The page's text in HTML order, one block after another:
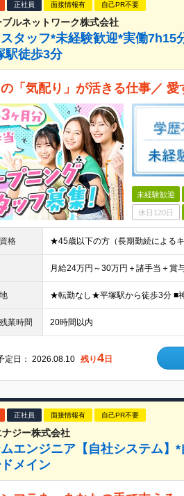
正社員 面接情報有 自己PR不要
ルネットワーク株式会社
タッフ*未経験歓迎*実働7h15
駅徒歩3分
「気配り」が活きる仕事／
未経験歓迎
休日120日
格
業時間 20時間以内
定日：2026.08.10 残り4 日
正社員 面接情報有 自己PR不要
ナジー株式会社
エンジニア【自社システム】
メイン